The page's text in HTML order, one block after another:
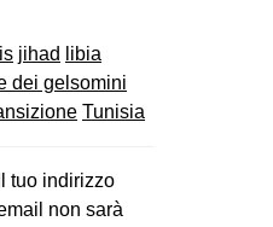
jihad
libia
dei gelsomini
Tunisia
Il tuo indirizzo
non sarà